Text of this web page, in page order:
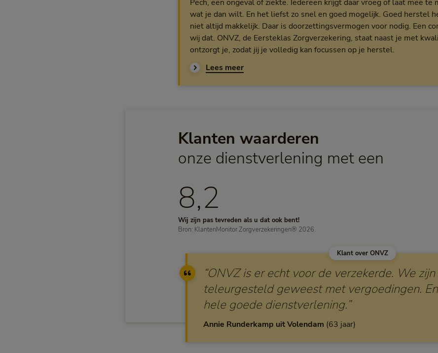
Pech, een ongeval of ziekte. Iedereen krijgt daar vroeg of laat mee te
wat je dan wilt. En het liefst zo snel en goed mogelijk. Goed herstel
niet altijd makkelijk. Daar is doorzettingsvermogen voor nodig. Een
wij dat. ONVZ, de Eersteklas Zorgverzekering, staat naast je met
ontzorgt je, zodat jij je volledig kan focussen op je herstel.
Lees meerover de Comeback campagne
Klanten waarderen
onze dienstverlening met een
8,2
Wij zijn pas tevreden als u dat ook bent!
Bron: KlantenMonitor Zorgverzekeringen® 2026.
Klant over ONVZ
“ONVZ is er echt voor de verzekerde. We
teleurgesteld geweest met vergoedingen.
hele goede dienstverlening.”
Annie Runderkamp uit Volendam 63 jaar